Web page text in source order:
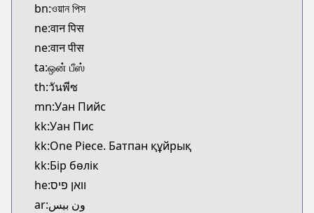
Book☆Walker
https://bookwalker.jp/series/13002/list
Official English
Official English
https://mangaplus.shueisha.co.jp/titles/100020
bn:ওয়ান পিস
ne:वान पिस
ne:वान पीस
ta:ஒன் பீஸ்
th:วันพีซ
mn:Уан Пийс
kk:Уан Пис
kk:One Piece. Батпан құйрық
kk:Бір бөлік
he:וואן פיס
ar:ون بيس